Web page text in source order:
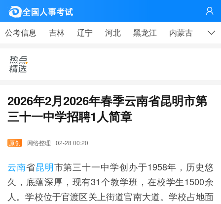

公考信息 吉林 辽宁 河北 黑龙江 内蒙古 山东
2026年2月2026年春季云南省昆明市第
三十一中学招聘1人简章
网络整理 02-28 00:20
云南省昆明市第三十一中学创办于1958年，历史悠
久，底蕴深厚，现有31个教学班，在校学生1500余
人。学校位于官渡区关上街道官南大道。学校占地面